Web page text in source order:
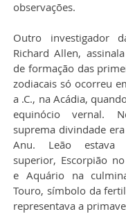
observações.
Outro investigador
Richard Allen,
de formação das
zodiacais só ocorreu
a .C., na Acádia,
equinócio vernal.
suprema divindade
Anu. Leão estava
superior, Escorpião
e Aquário na
Touro, símbolo da
representava a